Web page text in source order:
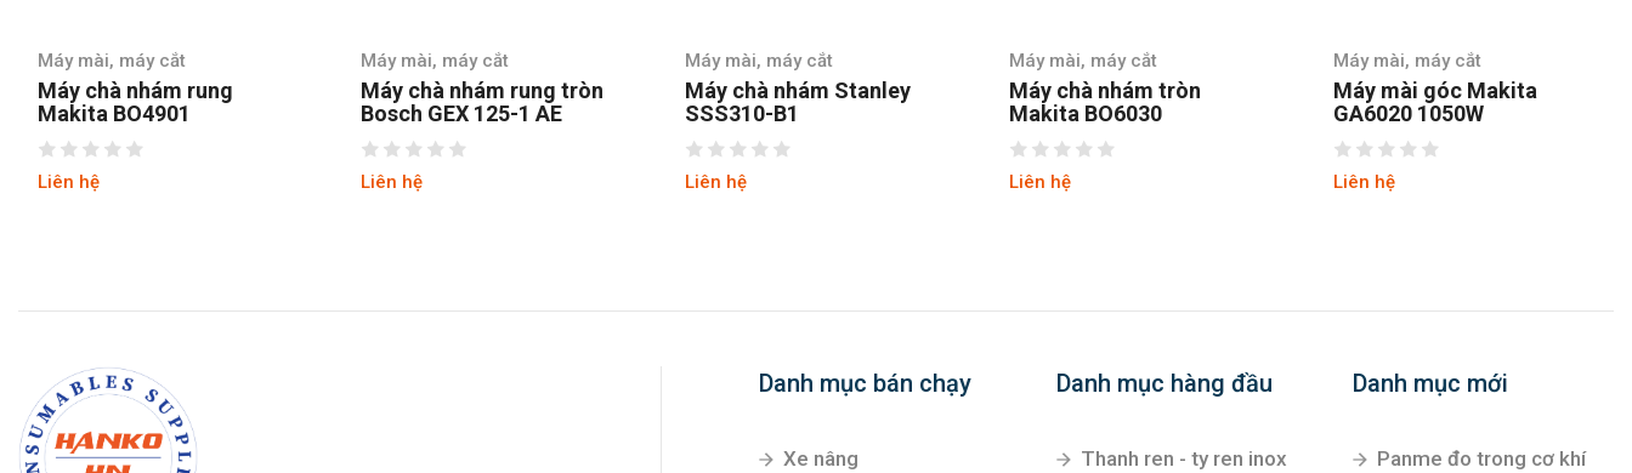
Máy mài, máy cắt
Máy chà nhám rung
Makita BO4901
Liên hệ
Máy mài, máy cắt
Máy chà nhám rung tròn
Bosch GEX 125-1 AE
Liên hệ
Máy mài, máy cắt
Máy chà nhám Stanley
SSS310-B1
Liên hệ
Máy mài, máy cắt
Máy chà nhám tròn
Makita BO6030
Liên hệ
Máy mài, máy cắt
Máy mài góc Makita
GA6020 1050W
Liên hệ
Danh mục bán chạy
Xe nâng
Danh mục hàng đầu
Thanh ren - ty ren inox
Danh mục mới
Panme đo trong cơ khí